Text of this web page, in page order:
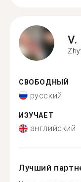
V.
СВОБОДНЫЙ
русский
ИЗУЧАЕТ
английский
Лучший